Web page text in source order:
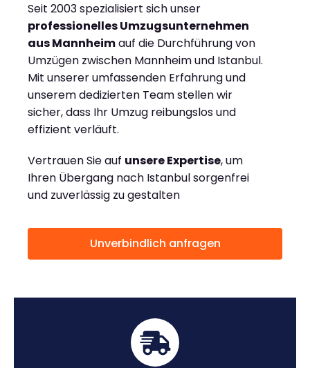
Seit 2003 spezialisiert sich unser
professionelles Umzugsunternehmen
aus Mannheimauf die Durchführung von
Umzügen zwischen Mannheim und Istanbul.
Mit unserer umfassenden Erfahrung und
unserem dedizierten Team stellen wir
sicher, dass Ihr Umzug reibungslos und
effizient verläuft.
Vertrauen Sie auf unsere Expertise, um
Ihren Übergang nach Istanbul sorgenfrei
und zuverlässig zu gestalten
Unverbindlich anfragen